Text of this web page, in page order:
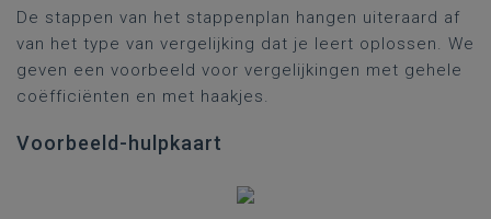
De stappen van het stappenplan hangen uiteraard af
van het type van vergelijking dat je leert oplossen. We
geven een voorbeeld voor vergelijkingen met gehele
coëfficiënten en met haakjes.
Voorbeeld-hulpkaart